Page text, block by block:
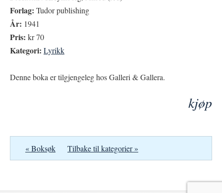
Forlag: Tudor publishing
År: 1941
Pris: kr 70
Kategori: Lyrikk
Denne boka er tilgjengeleg hos Galleri & Gallera.
kjøp
« Boksøk Tilbake til kategorier »